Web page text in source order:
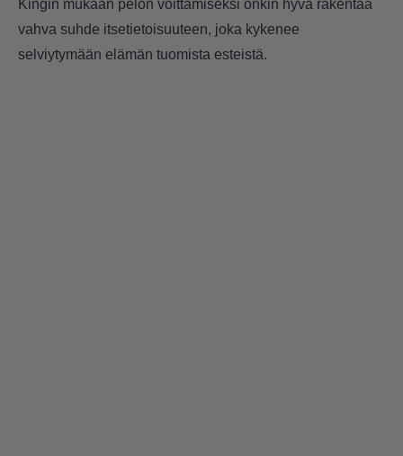
Kingin mukaan pelon voittamiseksi onkin hyvä rakentaa
vahva suhde itsetietoisuuteen, joka kykenee
selviytymään elämän tuomista esteistä.